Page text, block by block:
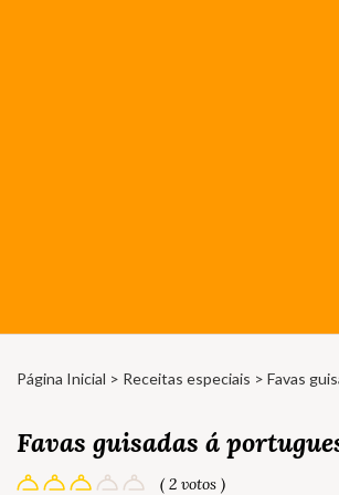
Página Inicial > Receitas especiais > Favas
Favas guisadas á
( 2 votos )